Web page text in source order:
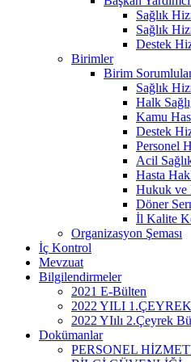
Sağlık
Sağlık
Destek
Birimler
Birim
Sağlık
Halk
Kamu
Destek
Personel
Acil
Hasta
Hukuk ve
Döner
İl Kalite
Organizasyon Şeması
İç Kontrol
Mevzuat
Bilgilendirmeler
2021 E-Bülten
2022 YILI
2022 YIılı 2.Çeyrek
Dokümanlar
PERSONEL